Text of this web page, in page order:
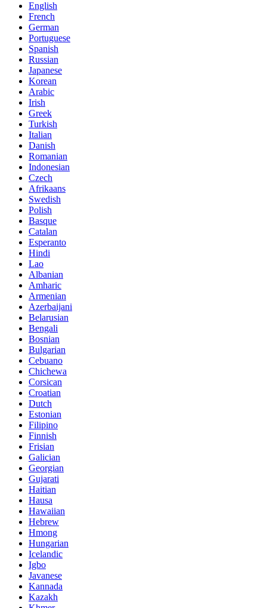
English
French
German
Portuguese
Spanish
Russian
Japanese
Korean
Arabic
Irish
Greek
Turkish
Italian
Danish
Romanian
Indonesian
Czech
Afrikaans
Swedish
Polish
Basque
Catalan
Esperanto
Hindi
Lao
Albanian
Amharic
Armenian
Azerbaijani
Belarusian
Bengali
Bosnian
Bulgarian
Cebuano
Chichewa
Corsican
Croatian
Dutch
Estonian
Filipino
Finnish
Frisian
Galician
Georgian
Gujarati
Haitian
Hausa
Hawaiian
Hebrew
Hmong
Hungarian
Icelandic
Igbo
Javanese
Kannada
Kazakh